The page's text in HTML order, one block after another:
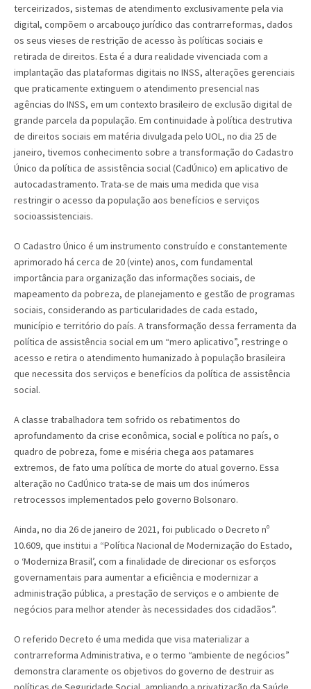
terceirizados, sistemas de atendimento exclusivamente pela via
digital, compõem o arcabouço jurídico das contrarreformas, dados
os seus vieses de restrição de acesso às políticas sociais e
retirada de direitos. Esta é a dura realidade vivenciada com a
implantação das plataformas digitais no INSS, alterações gerenciais
que praticamente extinguem o atendimento presencial nas
agências do INSS, em um contexto brasileiro de exclusão digital de
grande parcela da população. Em continuidade à política destrutiva
de direitos sociais em matéria divulgada pelo UOL, no dia 25 de
janeiro, tivemos conhecimento sobre a transformação do Cadastro
Único da política de assistência social (CadÚnico) em aplicativo de
autocadastramento. Trata-se de mais uma medida que visa
restringir o acesso da população aos benefícios e serviços
socioassistenciais.
O Cadastro Único é um instrumento construído e constantemente
aprimorado há cerca de 20 (vinte) anos, com fundamental
importância para organização das informações sociais, de
mapeamento da pobreza, de planejamento e gestão de programas
sociais, considerando as particularidades de cada estado,
município e território do país. A transformação dessa ferramenta da
política de assistência social em um “mero aplicativo”, restringe o
acesso e retira o atendimento humanizado à população brasileira
que necessita dos serviços e benefícios da política de assistência
social.
A classe trabalhadora tem sofrido os rebatimentos do
aprofundamento da crise econômica, social e política no país, o
quadro de pobreza, fome e miséria chega aos patamares
extremos, de fato uma política de morte do atual governo. Essa
alteração no CadÚnico trata-se de mais um dos inúmeros
retrocessos implementados pelo governo Bolsonaro.
Ainda, no dia 26 de janeiro de 2021, foi publicado o Decreto nº
10.609, que institui a “Política Nacional de Modernização do Estado,
o ‘Moderniza Brasil’, com a finalidade de direcionar os esforços
governamentais para aumentar a eficiência e modernizar a
administração pública, a prestação de serviços e o ambiente de
negócios para melhor atender às necessidades dos cidadãos”.
O referido Decreto é uma medida que visa materializar a
contrarreforma Administrativa, e o termo “ambiente de negócios”
demonstra claramente os objetivos do governo de destruir as